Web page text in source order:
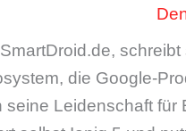
die Google-
seine Leidenschaft